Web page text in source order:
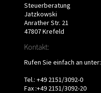
Steuerberatung
Jatzkowski
Anrather Str. 21
47807 Krefeld
Kontakt:
Rufen Sie einfach an unter:
Tel.: +49 2151/3092-0
Fax :+49 2151/3092-20